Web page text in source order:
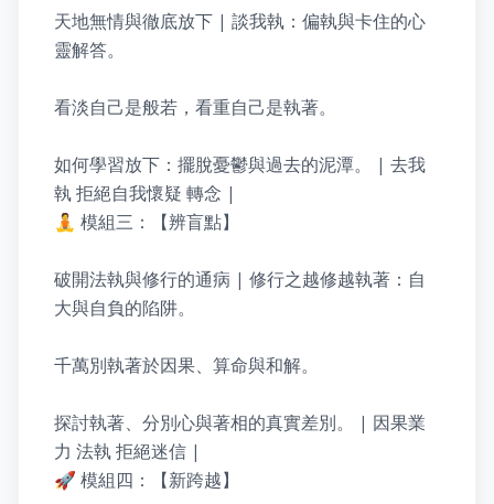
天地無情與徹底放下 | 談我執：偏執與卡住的心
靈解答。
看淡自己是般若，看重自己是執著。
如何學習放下：擺脫憂鬱與過去的泥潭。 | 去我
執 拒絕自我懷疑 轉念 |
🧘 模組三：【辨盲點】
破開法執與修行的通病 | 修行之越修越執著：自
大與自負的陷阱。
千萬別執著於因果、算命與和解。
探討執著、分別心與著相的真實差別。 | 因果業
力 法執 拒絕迷信 |
🚀 模組四：【新跨越】